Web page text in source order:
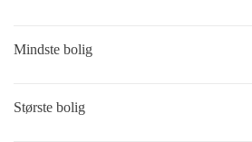
Mindste bolig
Største bolig